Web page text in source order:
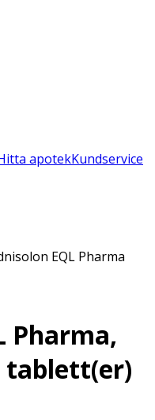
apotekKundservice
EQL Pharma
Pharma,
tablett(er)